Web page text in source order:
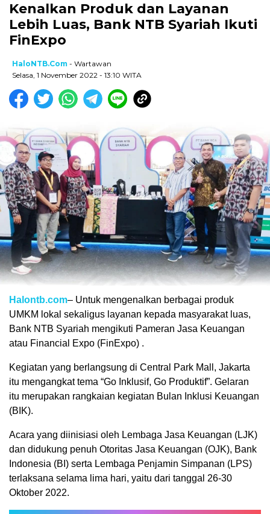
Kenalkan Produk dan Layanan
Lebih Luas, Bank NTB Syariah Ikuti
FinExpo
HaloNTB.com - Wartawan
Selasa, 1 November 2022 - 13:10 WITA
Halontb.com– Untuk mengenalkan berbagai produk
UMKM lokal sekaligus layanan kepada masyarakat luas,
Bank NTB Syariah mengikuti Pameran Jasa Keuangan
atau Financial Expo (FinExpo) .
Kegiatan yang berlangsung di Central Park Mall, Jakarta
itu mengangkat tema “Go Inklusif, Go Produktif”. Gelaran
itu merupakan rangkaian kegiatan Bulan Inklusi Keuangan
(BIK).
Acara yang diinisiasi oleh Lembaga Jasa Keuangan (LJK)
dan didukung penuh Otoritas Jasa Keuangan (OJK), Bank
Indonesia (BI) serta Lembaga Penjamin Simpanan (LPS)
terlaksana selama lima hari, yaitu dari tanggal 26-30
Oktober 2022.